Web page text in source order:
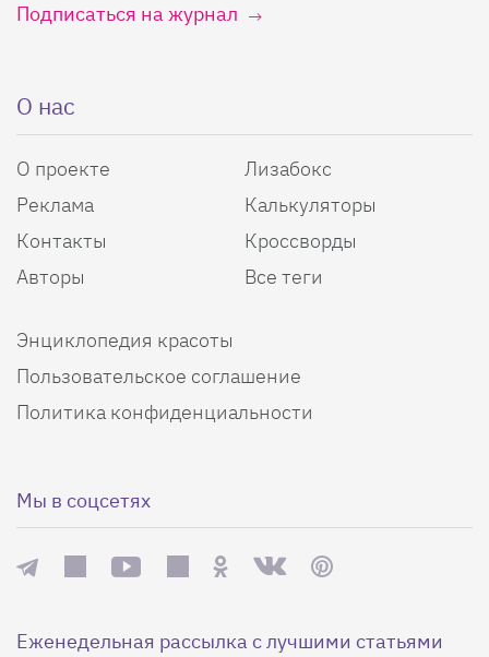
Подписаться на журнал
О нас
О проекте
Реклама
Контакты
Авторы
Лизабокс
Калькуляторы
Кроссворды
Все теги
Энциклопедия красоты
Пользовательское соглашение
Политика конфиденциальности
Мы в соцсетях
Еженедельная рассылка с лучшими статьями